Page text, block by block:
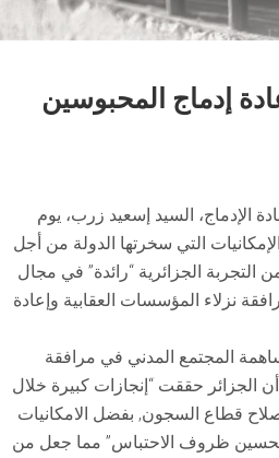
إدماج المحبوسين
الإدماج، السيد إسعيد زرب، يوم
الإمكانيات التي سخرتها الدولة من أجل
الجزائرية “رائدة” في مجال
نزلاء المؤسسات العقابية وإعادة
المجتمع المدني في مرافقة
الجزائر حققت “إنجازات كبيرة خلال
قطاع السجون, بفضل الامكانيات
ظروف الاحتباس” مما جعل من